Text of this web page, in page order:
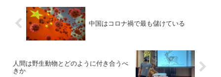
中国はコロナ禍で最も儲けている
人間は野生動物とどのように付き合うべ
きか